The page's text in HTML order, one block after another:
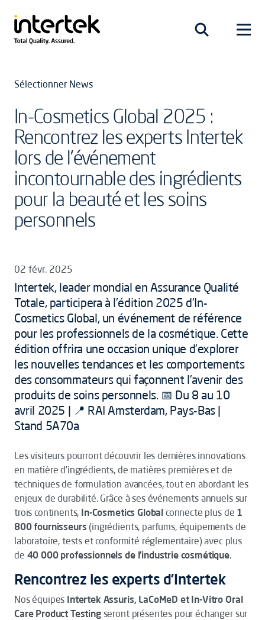
Sélectionner News
In-Cosmetics Global 2025 :
Rencontrez les experts Intertek
lors de l’événement
incontournable des ingrédients
pour la beauté et les soins
personnels
02 févr. 2025
Intertek, leader mondial en Assurance Qualité
Totale, participera à l’édition 2025 d’In-
Cosmetics Global, un événement de référence
pour les professionnels de la cosmétique. Cette
édition offrira une occasion unique d’explorer
les nouvelles tendances et les comportements
des consommateurs qui façonnent l’avenir des
produits de soins personnels. 📅 Du 8 au 10
avril 2025 | 📍 RAI Amsterdam, Pays-Bas |
Stand 5A70a
Les visiteurs pourront découvrir les dernières innovations
en matière d’ingrédients, de matières premières et de
techniques de formulation avancées, tout en abordant les
enjeux de durabilité. Grâce à ses événements annuels sur
trois continents, In-Cosmetics Global connecte plus de 1
800 fournisseurs (ingrédients, parfums, équipements de
laboratoire, tests et conformité réglementaire) avec plus
de 40 000 professionnels de l’industrie cosmétique.
Rencontrez les experts d’Intertek
Nos équipes Intertek Assuris, LaCoMeD et In-Vitro Oral
Care Product Testingseront présentes pour échanger sur